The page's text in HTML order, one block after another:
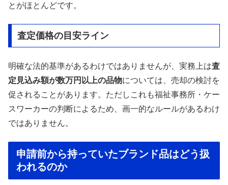
とがほとんどです。
査定価格の目安ライン
明確な法的基準があるわけではありませんが、実務上は査
定見込み額が数万円以上の品物については、売却の検討を
促されることがあります。ただしこれも福祉事務所・ケー
スワーカーの判断によるため、画一的なルールがあるわけ
ではありません。
申請前から持っていたブランド品はどう扱
われるのか